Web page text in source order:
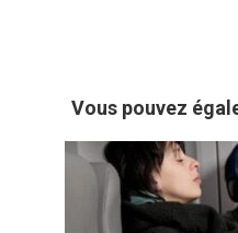
Vous pouvez